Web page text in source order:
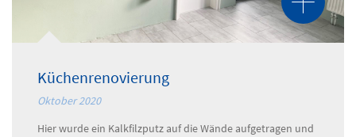
Küchenrenovierung
Oktober 2020
Hier wurde ein Kalkfilzputz auf die Wände aufgetragen und